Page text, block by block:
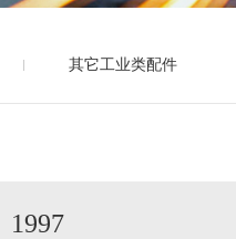
其它工业类配件
1997